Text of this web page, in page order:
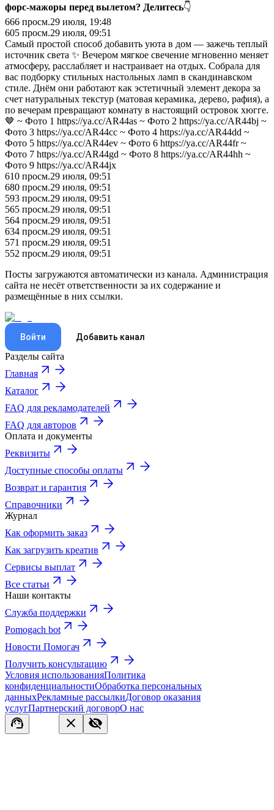
форс-мажоры перед вылетом? Делитесь👇
666 просм.29 июля, 19:48
605 просм.29 июля, 09:51
Самый простой способ добавить уюта в дом — зажечь теплый
источник света ✨ Вечером мягкое свечение мгновенно меняет
атмосферу, расслабляет и настраивает на отдых. Собрала для
вас подборку стильных настольных ламп в скандинавском
стиле. Днём они работают как эстетичный элемент декора за
счет натуральных текстур (матовая керамика, дерево, рафия), а
по вечерам превращают комнату в настоящий островок хюгге.
🤎 ~ Фото 1 https://ya.cc/AR44as ~ Фото 2 https://ya.cc/AR44bj ~
Фото 3 https://ya.cc/AR44cc ~ Фото 4 https://ya.cc/AR44dd ~
Фото 5 https://ya.cc/AR44ev ~ Фото 6 https://ya.cc/AR44fr ~
Фото 7 https://ya.cc/AR44gd ~ Фото 8 https://ya.cc/AR44hh ~
Фото 9 https://ya.cc/AR44jx
610 просм.29 июля, 09:51
680 просм.29 июля, 09:51
593 просм.29 июля, 09:51
565 просм.29 июля, 09:51
564 просм.29 июля, 09:51
634 просм.29 июля, 09:51
571 просм.29 июля, 09:51
552 просм.29 июля, 09:51
Посты загружаются автоматически из канала. Администрация
сайта не несёт ответственности за их содержание и
размещённые в них ссылки.
Войти Добавить канал
Разделы сайта
Главная
Каталог
FAQ для рекламодателей
FAQ для авторов
Оплата и документы
Реквизиты
Доступные способы оплаты
Возврат и гарантия
Справочники
Журнал
Как оформить заказ
Как загрузить креатив
Сервисы выплат
Все статьи
Наши контакты
Служба поддержки
Pomogach bot
Новости Помогач
Получить консультацию
Условия использованияПолитика
конфиденциальностиОбработка персональных
данныхРекламные рассылкиДоговор оказания
услугПартнерский договорО нас